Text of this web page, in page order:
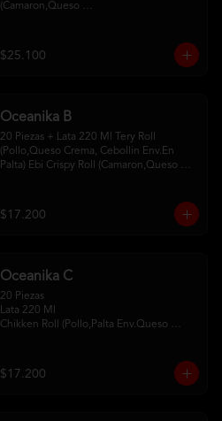
(Camaron,Queso
2Palitos - 2 Soya- 1Unagui
$25.100
Oceanika B
20 Piezas + Lata 220 Ml Tery Roll
(Pollo,Queso Crema, Cebollin Env.En
Palta) Ebi Crispy Roll (Camaron,Queso
$17.200
Oceanika C
20 Piezas
Lata 220 Ml
Chikken Roll (Pollo,Palta Env.Queso
Crema ,Cebollin Env Tempura)
2Palitos -1  Soya -1 Unagui
$17.200